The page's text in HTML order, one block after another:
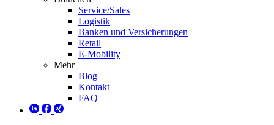
Service/Sales
Logistik
Banken und Versicherungen
Retail
E-Mobility
Mehr
Blog
Kontakt
FAQ